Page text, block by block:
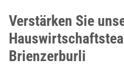
Verstärken Sie
Brienzerburli